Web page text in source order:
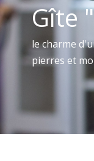
Gîte
le charme
pierres et